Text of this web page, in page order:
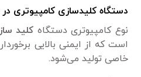
دستگاه کلیدسازی کامپیوتری
نوع کامپیوتری دستگاه کلید
است که از ایمنی بالایی
خاصی تولید می‌شود.